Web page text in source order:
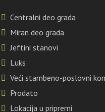
Centralni deo grada
Miran deo grada
Jeftini stanovi
Luks
Veći stambeno-poslovni
Prodato
Lokacija u pripremi